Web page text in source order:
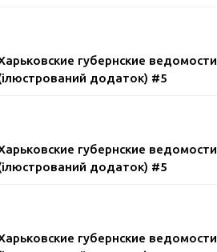
губернские ведомости
додаток) #5
губернские ведомости
додаток) #5
губернские ведомости